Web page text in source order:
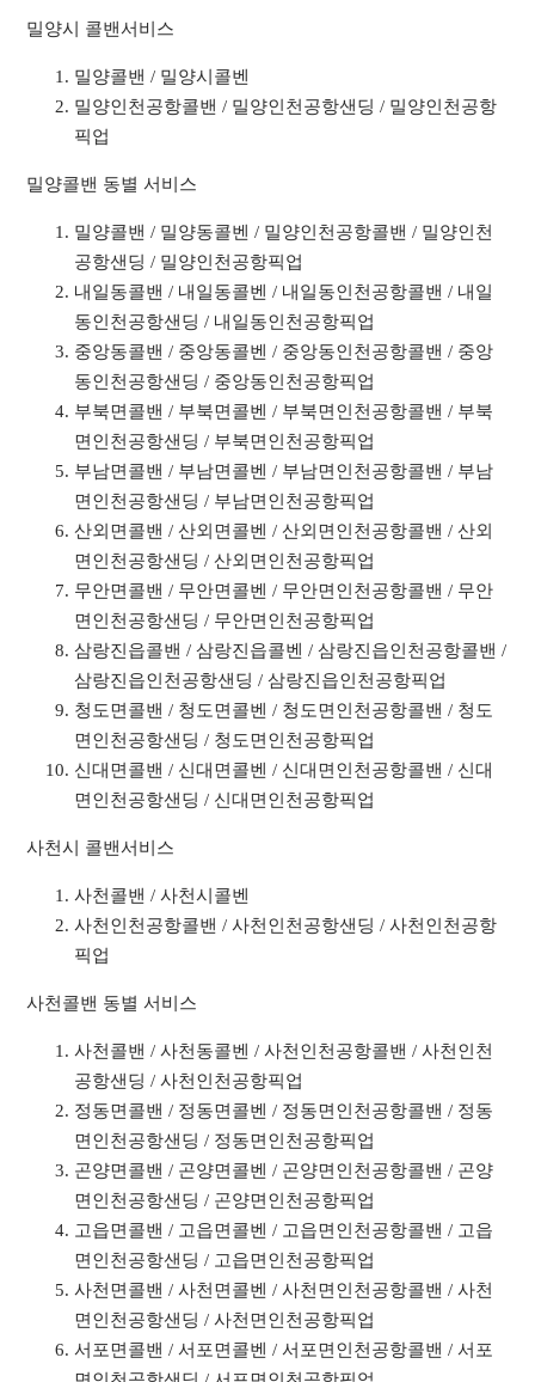
밀양시 콜밴서비스
밀양콜밴 / 밀양시콜벤
밀양인천공항콜밴 / 밀양인천공항샌딩 / 밀양인천공항
픽업
밀양콜밴 동별 서비스
밀양콜밴 / 밀양동콜벤 / 밀양인천공항콜밴 / 밀양인천
공항샌딩 / 밀양인천공항픽업
내일동콜밴 / 내일동콜벤 / 내일동인천공항콜밴 / 내일
동인천공항샌딩 / 내일동인천공항픽업
중앙동콜밴 / 중앙동콜벤 / 중앙동인천공항콜밴 / 중앙
동인천공항샌딩 / 중앙동인천공항픽업
부북면콜밴 / 부북면콜벤 / 부북면인천공항콜밴 / 부북
면인천공항샌딩 / 부북면인천공항픽업
부남면콜밴 / 부남면콜벤 / 부남면인천공항콜밴 / 부남
면인천공항샌딩 / 부남면인천공항픽업
산외면콜밴 / 산외면콜벤 / 산외면인천공항콜밴 / 산외
면인천공항샌딩 / 산외면인천공항픽업
무안면콜밴 / 무안면콜벤 / 무안면인천공항콜밴 / 무안
면인천공항샌딩 / 무안면인천공항픽업
삼랑진읍콜밴 / 삼랑진읍콜벤 / 삼랑진읍인천공항콜밴 /
삼랑진읍인천공항샌딩 / 삼랑진읍인천공항픽업
청도면콜밴 / 청도면콜벤 / 청도면인천공항콜밴 / 청도
면인천공항샌딩 / 청도면인천공항픽업
신대면콜밴 / 신대면콜벤 / 신대면인천공항콜밴 / 신대
면인천공항샌딩 / 신대면인천공항픽업
사천시 콜밴서비스
사천콜밴 / 사천시콜벤
사천인천공항콜밴 / 사천인천공항샌딩 / 사천인천공항
픽업
사천콜밴 동별 서비스
사천콜밴 / 사천동콜벤 / 사천인천공항콜밴 / 사천인천
공항샌딩 / 사천인천공항픽업
정동면콜밴 / 정동면콜벤 / 정동면인천공항콜밴 / 정동
면인천공항샌딩 / 정동면인천공항픽업
곤양면콜밴 / 곤양면콜벤 / 곤양면인천공항콜밴 / 곤양
면인천공항샌딩 / 곤양면인천공항픽업
고읍면콜밴 / 고읍면콜벤 / 고읍면인천공항콜밴 / 고읍
면인천공항샌딩 / 고읍면인천공항픽업
사천면콜밴 / 사천면콜벤 / 사천면인천공항콜밴 / 사천
면인천공항샌딩 / 사천면인천공항픽업
서포면콜밴 / 서포면콜벤 / 서포면인천공항콜밴 / 서포